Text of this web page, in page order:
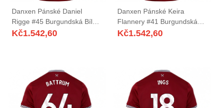
Danxen Pánské Daniel
Rigge #45 Burgundská Bílá
Domů Hráčské Dresy
Kč1.542,60
Danxen Pánské Keira
Flannery #41 Burgundská
Bílá Domů Hráčské Dresy
Kč1.542,60